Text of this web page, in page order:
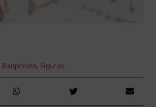
Banpresto, Figuras